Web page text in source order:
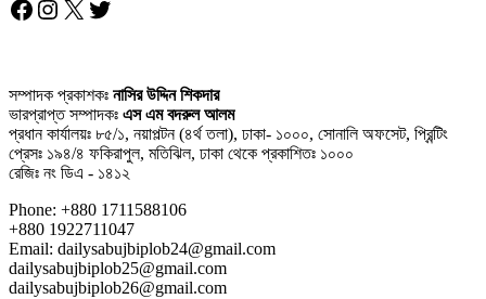
Facebook
Instagram
X Twitter
সম্পাদক প্রকাশকঃ নাসির উদ্দিন শিকদার
ভারপ্রাপ্ত সম্পাদকঃ এস এম বদরুল আলম
প্রধান কার্যালয়ঃ ৮৫/১, নয়াপল্টন (৪র্থ তলা), ঢাকা- ১০০০, সোনালি অফসেট, প্রিন্টিং
প্রেসঃ ১৯৪/৪ ফকিরাপুল, মতিঝিল, ঢাকা থেকে প্রকাশিতঃ ১০০০
রেজিঃ নং ডিএ - ১৪১২
Phone: +880 1711588106
+880 1922711047
Email: dailysabujbiplob24@gmail.com
dailysabujbiplob25@gmail.com
dailysabujbiplob26@gmail.com